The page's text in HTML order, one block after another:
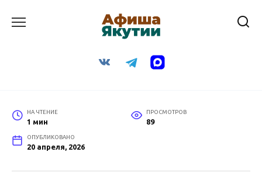
НА ЧТЕНИЕ
1 мин
ПРОСМОТРОВ
89
ОПУБЛИКОВАНО
20 апреля, 2026